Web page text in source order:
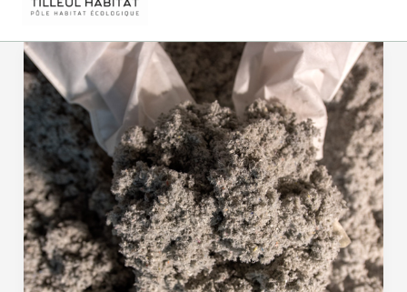
Ouate
de
cellulose
:
l’isolant
biosourcé
qui
fait
tout
bien